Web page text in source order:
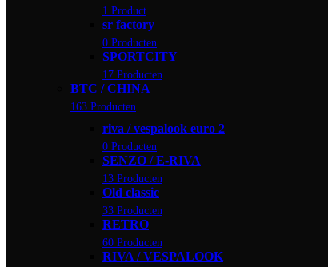
1 Product
sr factory
0 Producten
SPORTCITY
17 Producten
BTC / CHINA
163 Producten
riva / vespalook euro 2
0 Producten
SENZO / E-RIVA
13 Producten
Old classic
33 Producten
RETRO
60 Producten
RIVA / VESPALOOK